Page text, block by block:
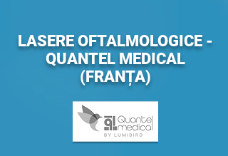
LASERE OFTALMOLOGICE -
QUANTEL MEDICAL
(FRANȚA)